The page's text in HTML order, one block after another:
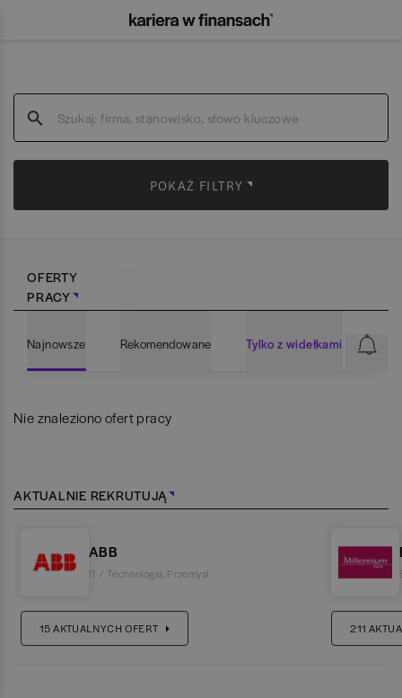
POKAŻ FILTRY
OFERTY
PRACY
Najnowsze Rekomendowane Tylko z widełkami
Nie znaleziono ofert pracy
AKTUALNIE REKRUTUJĄ
ABB
IT / Technologia Przemysł
15AKTUALNYCH OFERT 211